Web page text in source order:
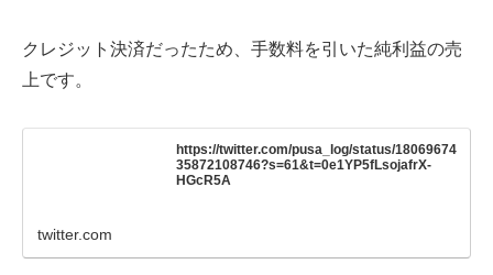
クレジット決済だったため、手数料を引いた純利益の売
上です。
https://twitter.com/pusa_log/status/18069674
35872108746?s=61&t=0e1YP5fLsojafrX-
HGcR5A
twitter.com